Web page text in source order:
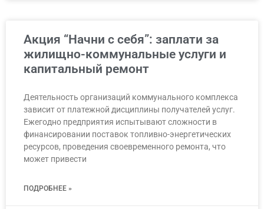
Акция “Начни с себя”: заплати за
жилищно-коммунальные услуги и
капитальный ремонт
Деятельность организаций коммунального комплекса
зависит от платежной дисциплины получателей услуг.
Ежегодно предприятия испытывают сложности в
финансировании поставок топливно-энергетических
ресурсов, проведения своевременного ремонта, что
может привести
ПОДРОБНЕЕ »